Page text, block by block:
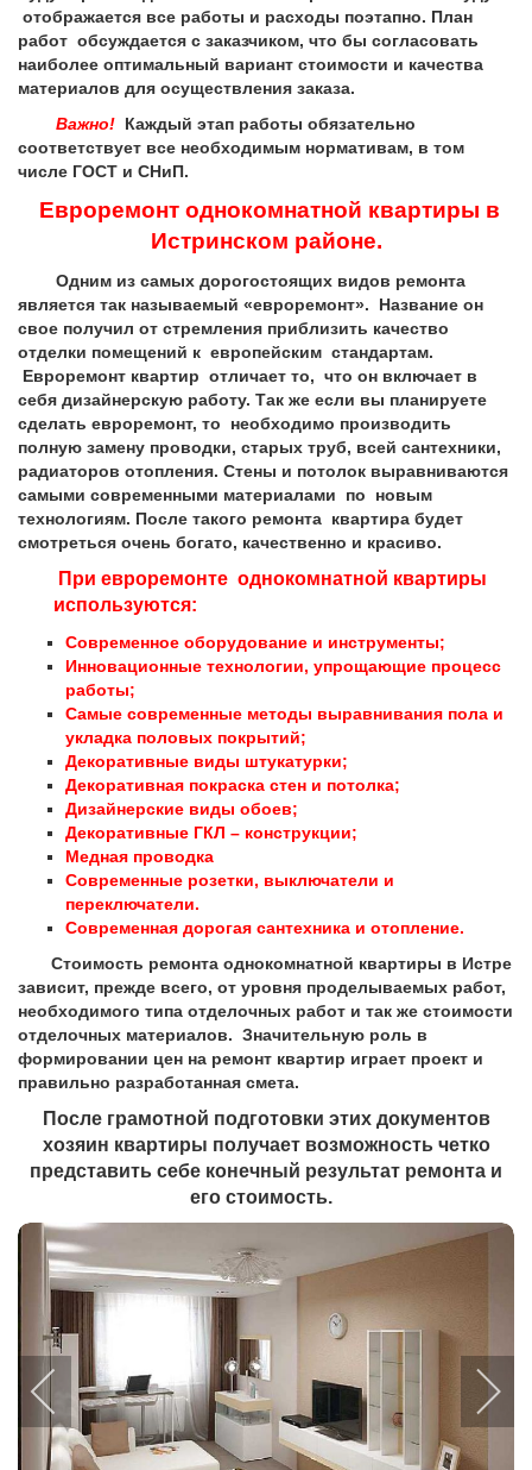
отображается все работы и расходы поэтапно. План
работ обсуждается с заказчиком, что бы согласовать
наиболее оптимальный вариант стоимости и качества
материалов для осуществления заказа.
Важно! Каждый этап работы обязательно
соответствует все необходимым нормативам, в том
числе ГОСТ и СНиП.
Евроремонт однокомнатной квартиры в
Истринском районе.
Одним из самых дорогостоящих видов ремонта
является так называемый «евроремонт». Название он
свое получил от стремления приблизить качество
отделки помещений к европейским стандартам.
Евроремонт квартир отличает то, что он включает в
себя дизайнерскую работу. Так же если вы планируете
сделать евроремонт, то необходимо производить
полную замену проводки, старых труб, всей сантехники,
радиаторов отопления. Стены и потолок выравниваются
самыми современными материалами по новым
технологиям. После такого ремонта квартира будет
смотреться очень богато, качественно и красиво.
При евроремонте однокомнатной квартиры
используются:
Современное оборудование и инструменты;
Инновационные технологии, упрощающие процесс
работы;
Самые современные методы выравнивания пола и
укладка половых покрытий;
Декоративные виды штукатурки;
Декоративная покраска стен и потолка;
Дизайнерские виды обоев;
Декоративные ГКЛ – конструкции;
Медная проводка
Современные розетки, выключатели и
переключатели.
Современная дорогая сантехника и отопление.
Стоимость ремонта однокомнатной квартиры в Истре
зависит, прежде всего, от уровня проделываемых работ,
необходимого типа отделочных работ и так же стоимости
отделочных материалов. Значительную роль в
формировании цен на ремонт квартир играет проект и
правильно разработанная смета.
После грамотной подготовки этих документов
хозяин квартиры получает возможность четко
представить себе конечный результат ремонта и
его стоимость.